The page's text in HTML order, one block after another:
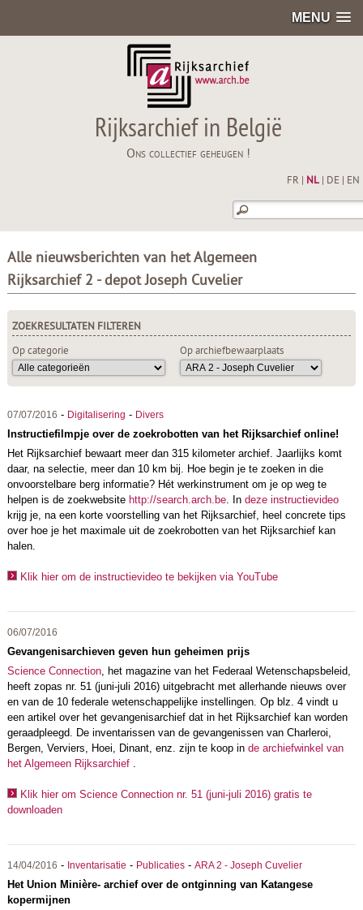
MENU
Rijksarchief in België
Ons collectief geheugen !
FR NL| DE EN
Alle nieuwsberichten van het Algemeen
Rijksarchief 2 - depot Joseph Cuvelier
ZOEKRESULTATEN FILTEREN
Op categorie
Op archiefbewaarplaats
07/07/2016 - Digitalisering - Divers
Instructiefilmpje over de zoekrobotten van het Rijksarchief online!
Het Rijksarchief bewaart meer dan 315 kilometer archief. Jaarlijks komt
daar, na selectie, meer dan 10 km bij. Hoe begin je te zoeken in die
onvoorstelbare berg informatie? Hét werkinstrument om je op weg te
helpen is de zoekwebsite http://search.arch.be. In deze instructievideo
krijg je, na een korte voorstelling van het Rijksarchief, heel concrete tips
over hoe je het maximale uit de zoekrobotten van het Rijksarchief kan
halen.
Klik hier om de instructievideo te bekijken via YouTube
06/07/2016
Gevangenisarchieven geven hun geheimen prijs
Science Connection, het magazine van het Federaal Wetenschapsbeleid,
heeft zopas nr. 51 (juni-juli 2016) uitgebracht met allerhande nieuws over
en van de 10 federale wetenschappelijke instellingen. Op blz. 4 vindt u
een artikel over het gevangenisarchief dat in het Rijksarchief kan worden
geraadpleegd. De inventarissen van de gevangenissen van Charleroi,
Bergen, Verviers, Hoei, Dinant, enz. zijn te koop in de archiefwinkel van
het Algemeen Rijksarchief.
Klik hier om Science Connection nr. 51 (juni-juli 2016) gratis te
downloaden
14/04/2016 - Inventarisatie - Publicaties- ARA 2 - Joseph Cuvelier
Het Union Minière- archief over de ontginning van Katangese
kopermijnen